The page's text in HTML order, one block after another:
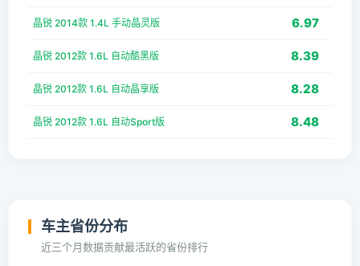
晶锐 2014款 1.4L 手动晶灵版 6.97
晶锐 2012款 1.6L 自动酷黑版 8.39
晶锐 2012款 1.6L 自动晶享版 8.28
晶锐 2012款 1.6L 自动Sport版 8.48
车主省份分布
近三个月数据贡献最活跃的省份排行